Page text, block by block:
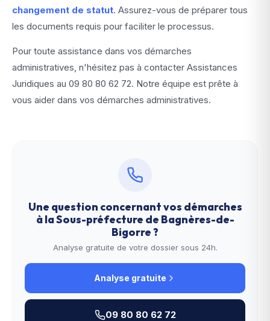
changement de statut. Assurez-vous de préparer tous
les documents requis pour faciliter le processus.
Pour toute assistance dans vos démarches
administratives, n'hésitez pas à contacter Assistances
Juridiques au 09 80 80 62 72. Notre équipe est prête à
vous aider dans vos démarches administratives.
Une question concernant vos démarches
à laSous-préfecture de Bagnères-de-
Bigorre?
Analyse gratuite de votre dossier sous 24h.
Analyse gratuite
09 80 80 62 72